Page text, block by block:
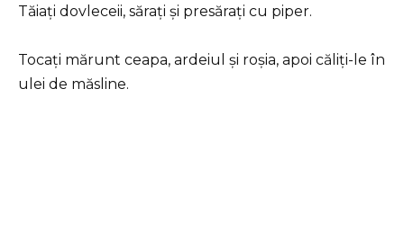
Tăiați dovleceii, sărați și presărați cu piper.
Tocați mărunt ceapa, ardeiul și roșia, apoi căliți-le în
ulei de măsline.